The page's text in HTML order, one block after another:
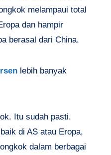
melampaui total
dan hampir
berasal dari China.
lebih banyak
Itu sudah pasti.
di AS atau Eropa,
dalam berbagai